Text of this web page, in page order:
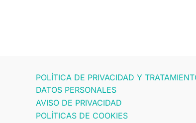
POLÍTICA DE PRIVACIDAD Y
DATOS PERSONALES
AVISO DE PRIVACIDAD
POLÍTICAS DE COOKIES